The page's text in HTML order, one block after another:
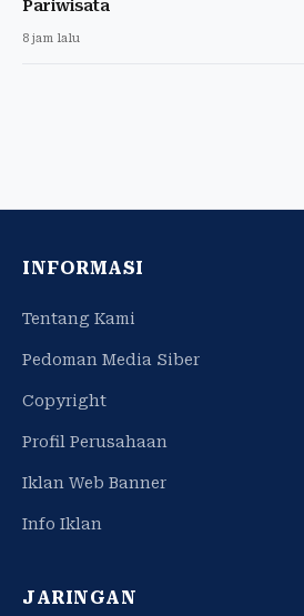
Pariwisata
8 jam lalu
INFORMASI
Tentang Kami
Pedoman Media Siber
Copyright
Profil Perusahaan
Iklan Web Banner
Info Iklan
JARINGAN